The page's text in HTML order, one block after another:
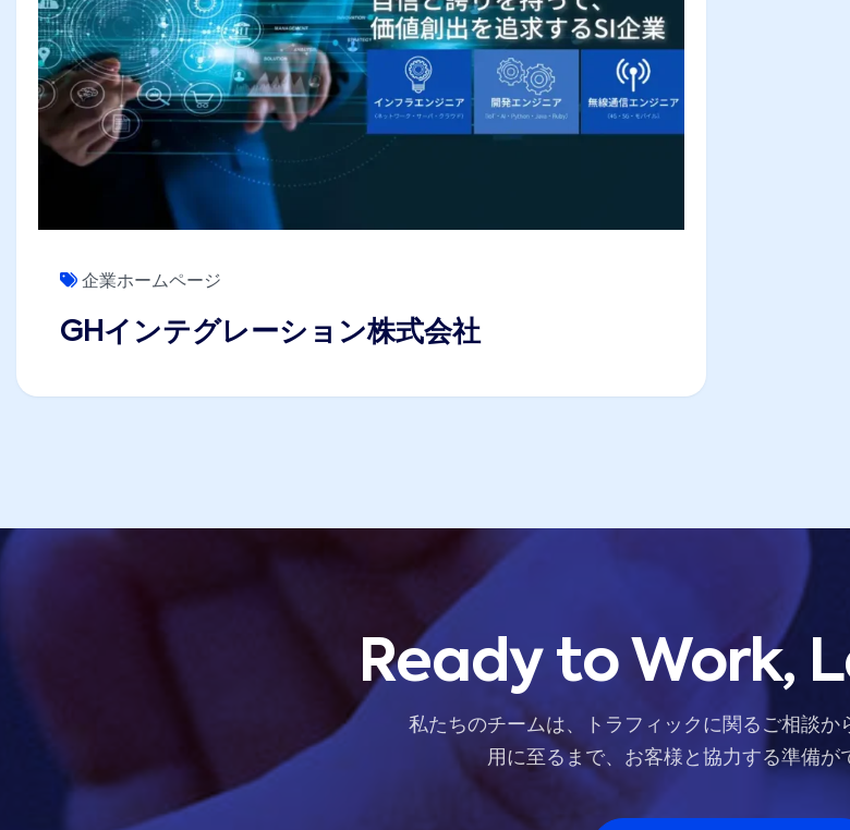
GHインテグレーション株式会社
企業ホームページ
Ready to Work,
私たちのチームは、トラフィックに関るご相談か
用に至るまで、お客様と協力する準備が